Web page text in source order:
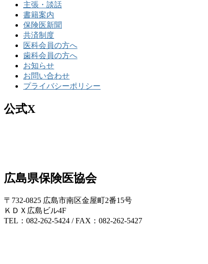
主張・談話
書籍案内
保険医新聞
共済制度
医科会員の方へ
歯科会員の方へ
お知らせ
お問い合わせ
プライバシーポリシー
公式X
広島県保険医協会
〒732-0825 広島市南区金屋町2番15号
ＫＤＸ広島ビル4F
TEL：082-262-5424 / FAX：082-262-5427